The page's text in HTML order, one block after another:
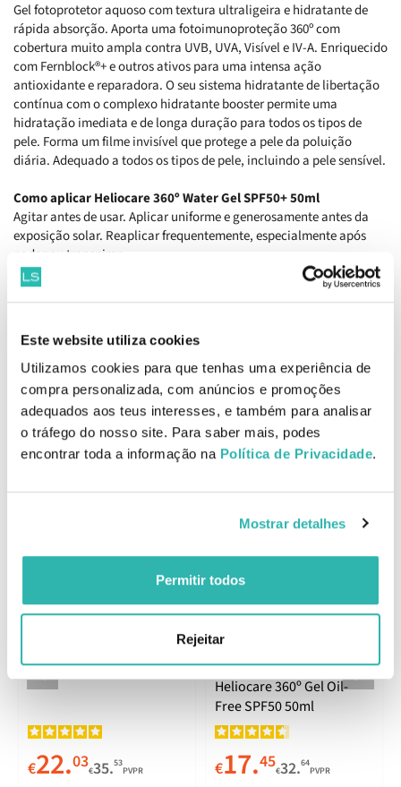
Este website utiliza cookies
Utilizamos cookies para que tenhas uma experiência de
compra personalizada, com anúncios e promoções
adequados aos teus interesses, e também para analisar
o tráfego do nosso site. Para saber mais, podes
encontrar toda a informação na Política de Privacidade.
Mostrar detalhes
Permitir todos
Rejeitar
Gel fotoprotetor aquoso com textura ultraligeira e hidratante de
rápida absorção. Aporta uma fotoimunoproteção 360º com
cobertura muito ampla contra UVB, UVA, Visível e IV-A. Enriquecido
com Fernblock®+ e outros ativos para uma intensa ação
antioxidante e reparadora. O seu sistema hidratante de libertação
contínua com o complexo hidratante booster permite uma
hidratação imediata e de longa duração para todos os tipos de
pele. Forma um filme invisível que protege a pele da poluição
diária. Adequado a todos os tipos de pele, incluindo a pele sensível.
Como aplicar Heliocare 360º Water Gel SPF50+ 50ml
Agitar antes de usar. Aplicar uniforme e generosamente antes da
exposição solar. Reaplicar frequentemente, especialmente após
nadar ou transpirar.
Ingredientes
10, Extrato de Físalis, Sistema hidratante de libertação prolongada,
Arginina, Ácido hialurónico, Combinação ótima e estável de filtros
solares.
EAN: 8470001930156
Produtos Relacionados
Fluid 50ml
€22.03€35.53
PVPR
Heliocare 360º Gel Oil-
Free SPF50 50ml
€17.45€32.64
PVPR